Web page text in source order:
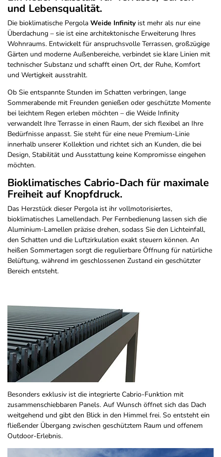
und Lebensqualität.
Die bioklimatische Pergola Weide Infinity ist mehr als nur eine
Überdachung – sie ist eine architektonische Erweiterung Ihres
Wohnraums. Entwickelt für anspruchsvolle Terrassen, großzügige
Gärten und moderne Außenbereiche, verbindet sie klare Linien mit
technischer Substanz und schafft einen Ort, der Ruhe, Komfort
und Wertigkeit ausstrahlt.
Ob Sie entspannte Stunden im Schatten verbringen, lange
Sommerabende mit Freunden genießen oder geschützte Momente
bei leichtem Regen erleben möchten – die Weide Infinity
verwandelt Ihre Terrasse in einen Raum, der sich flexibel an Ihre
Bedürfnisse anpasst. Sie steht für eine neue Premium-Linie
innerhalb unserer Kollektion und richtet sich an Kunden, die bei
Design, Stabilität und Ausstattung keine Kompromisse eingehen
möchten.
Bioklimatisches Cabrio-Dach für maximale
Freiheit auf Knopfdruck.
Das Herzstück dieser Pergola ist ihr vollmotorisiertes,
bioklimatisches Lamellendach. Per Fernbedienung lassen sich die
Aluminium-Lamellen präzise drehen, sodass Sie den Lichteinfall,
den Schatten und die Luftzirkulation exakt steuern können. An
heißen Sommertagen sorgt die regulierbare Öffnung für natürliche
Belüftung, während im geschlossenen Zustand ein geschützter
Bereich entsteht.
Besonders exklusiv ist die integrierte Cabrio-Funktion mit
zusammenschiebbaren Panels. Auf Wunsch öffnet sich das Dach
weitgehend und gibt den Blick in den Himmel frei. So entsteht ein
fließender Übergang zwischen geschütztem Raum und offenem
Outdoor-Erlebnis.